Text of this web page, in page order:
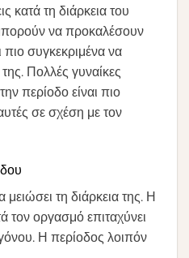
κατά τη διάρκεια του
να προκαλέσουν
πιο συγκεκριμένα να
Πολλές γυναίκες
περίοδο είναι πιο
σε σχέση με τον
τη διάρκεια της. Η
οργασμό επιταχύνει
Η περίοδος λοιπόν